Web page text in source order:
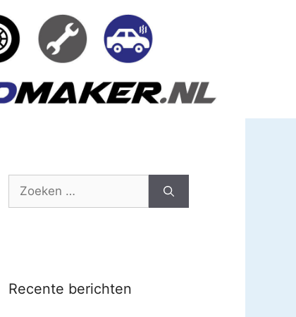
Zoek
Recente berichten